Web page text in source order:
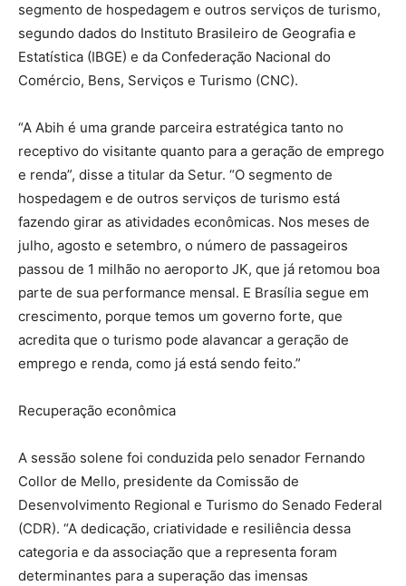
segmento de hospedagem e outros serviços de turismo,
segundo dados do Instituto Brasileiro de Geografia e
Estatística (IBGE) e da Confederação Nacional do
Comércio, Bens, Serviços e Turismo (CNC).
“A Abih é uma grande parceira estratégica tanto no
receptivo do visitante quanto para a geração de emprego
e renda”, disse a titular da Setur. “O segmento de
hospedagem e de outros serviços de turismo está
fazendo girar as atividades econômicas. Nos meses de
julho, agosto e setembro, o número de passageiros
passou de 1 milhão no aeroporto JK, que já retomou boa
parte de sua performance mensal. E Brasília segue em
crescimento, porque temos um governo forte, que
acredita que o turismo pode alavancar a geração de
emprego e renda, como já está sendo feito.”
Recuperação econômica
A sessão solene foi conduzida pelo senador Fernando
Collor de Mello, presidente da Comissão de
Desenvolvimento Regional e Turismo do Senado Federal
(CDR). “A dedicação, criatividade e resiliência dessa
categoria e da associação que a representa foram
determinantes para a superação das imensas